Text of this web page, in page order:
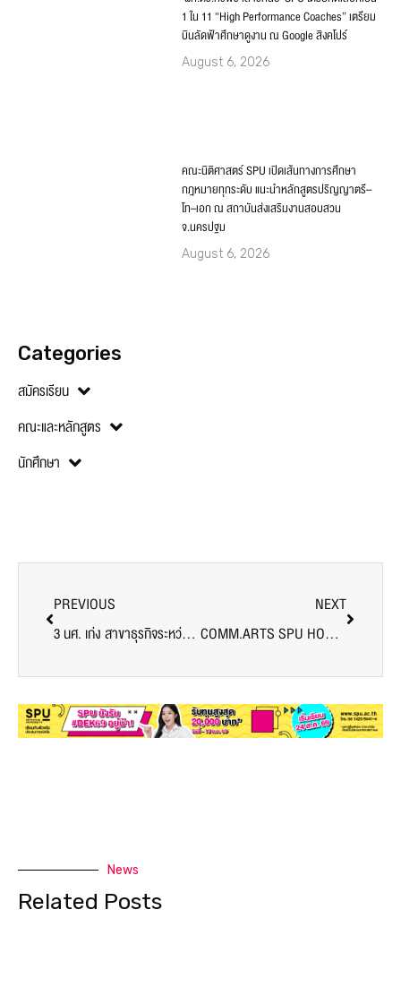
1 ใน 11 “High Performance Coaches” เตรียม
บินลัดฟ้าศึกษาดูงาน ณ Google สิงคโปร์
August 6, 2026
คณะนิติศาสตร์ SPU เปิดเส้นทางการศึกษา
กฎหมายทุกระดับ แนะนำหลักสูตรปริญญาตรี–
โท–เอก ณ สถาบันส่งเสริมงานสอบสวน
จ.นครปฐม
August 6, 2026
Categories
สมัครเรียน
คณะและหลักสูตร
นักศึกษา
PREVIOUS
3 นศ. เก่ง สาขาธุรกิจระหว่างประเทศ คณะบริหารธุรกิจ SPU เปิดประสบการณ์เรียนรู้ผ่านกิจกรรมแข่งขันตอบปัญหาวัฒนธรรม ออนไลน์ ไทย-เวียดนาม
NEXT
COMM.ARTS SPU HOME COMING DAY <3
News
Related Posts